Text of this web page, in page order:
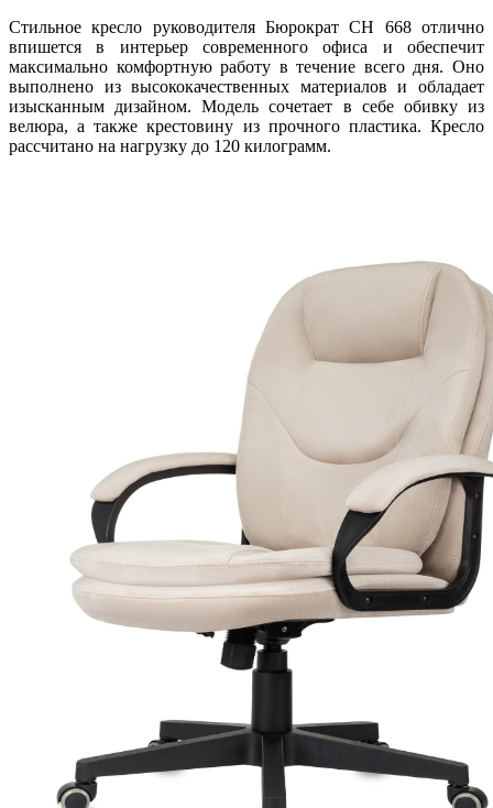
Стильное кресло руководителя Бюрократ CH 668 отлично
впишется в интерьер современного офиса и обеспечит
максимально комфортную работу в течение всего дня. Оно
выполнено из высококачественных материалов и обладает
изысканным дизайном. Модель сочетает в себе обивку из
велюра, а также крестовину из прочного пластика. Кресло
рассчитано на нагрузку до 120 килограмм.